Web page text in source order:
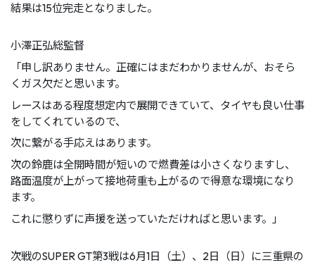
結果は15位完走となりました。
小澤正弘総監督
「申し訳ありません。正確にはまだわかりませんが、おそら
くガス欠だと思います。
レースはある程度想定内で展開できていて、タイヤも良い仕事
をしてくれているので、
次に繋がる手応えはあります。
次の鈴鹿は全開時間が短いので燃費差は小さくなりますし、
路面温度が上がって接地荷重も上がるので得意な環境になり
ます。
これに懲りずに声援を送っていただければと思います。」
次戦のSUPER GT第3戦は6月1日（土）、2日（日）に三重県の